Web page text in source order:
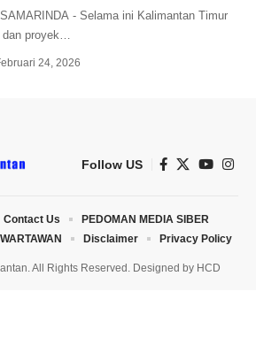
- Selama ini Kalimantan Timur
proyek…
24, 2026
Follow US
All Rights Reserved. Designed by HCD
Contact Us
PEDOMAN MEDIA SIBER
Disclaimer Privacy Policy